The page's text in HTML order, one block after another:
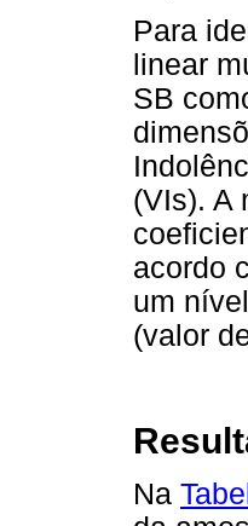
Para
linear
SB
(VIs). A
acordo
um
(valor
Na